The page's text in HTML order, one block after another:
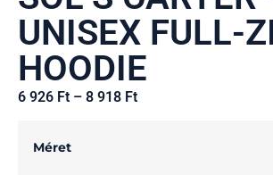
UNISEX FULL-
HOODIE
6 926 Ft – 8 918 Ft
Méret